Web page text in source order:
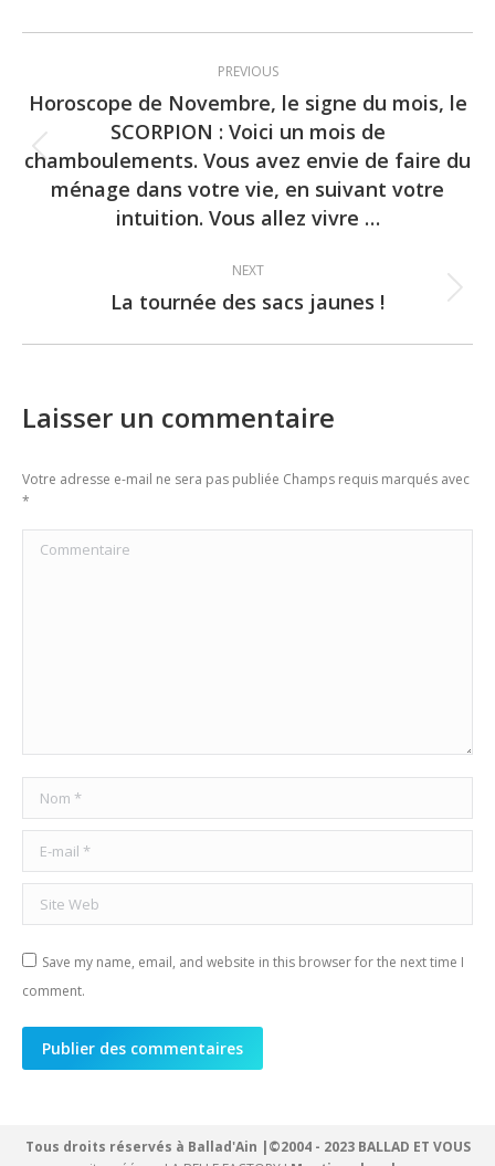
navigation
PREVIOUS
Previous
post:
Horoscope de Novembre, le signe du mois, le
SCORPION : Voici un mois de
chamboulements. Vous avez envie de faire du
ménage dans votre vie, en suivant votre
intuition. Vous allez vivre …
NEXT
Next
La tournée des sacs jaunes !
Laisser un commentaire
Votre adresse e-mail ne sera pas publiée Champs requis marqués avec
*
Commentaire
Nom *
E-mail *
Site Web
Save my name, email, and website in this browser for the next time I
comment.
Publier des commentaires
Tous droits réservés à Ballad'Ain |©2004 - 2023 BALLAD ET VOUS